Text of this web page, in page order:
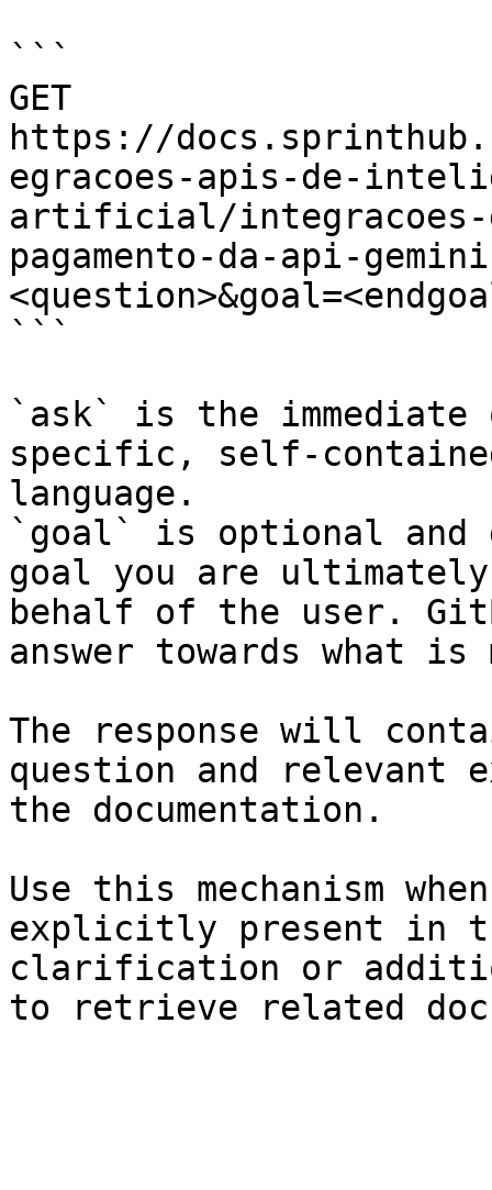
```
GET
https://
egracoes-apis-de-
artificial/integracoes-
pagamento-da-api-
```
`ask` is the
specific, self-
language.
`goal` is optional and
goal you are
behalf of the user.
answer towards what
The response will
question and relevant
the documentation.
Use this mechanism
explicitly present in
clarification or